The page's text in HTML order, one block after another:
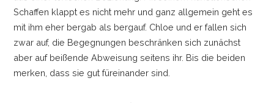
Schaffen klappt es nicht mehr und ganz allgemein geht es
mit ihm eher bergab als bergauf. Chloe und er fallen sich
zwar auf, die Begegnungen beschränken sich zunächst
aber auf beißende Abweisung seitens ihr. Bis die beiden
merken, dass sie gut füreinander sind.